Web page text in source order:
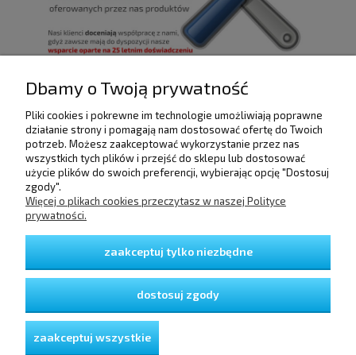
POMOC
DOSTAWA I PŁATNOŚCI
GWARANCJA I ZWROTY
O FIRMIE
Dbamy o Twoją prywatność
Pliki cookies i pokrewne im technologie umożliwiają poprawne
działanie strony i pomagają nam dostosować ofertę do Twoich
potrzeb. Możesz zaakceptować wykorzystanie przez nas
wszystkich tych plików i przejść do sklepu lub dostosować
użycie plików do swoich preferencji, wybierając opcję "Dostosuj
zgody".
Więcej o plikach cookies przeczytasz w naszej Polityce
prywatności.
zaakceptuj tylko niezbędne
dostosuj zgody
zaakceptuj wszystkie